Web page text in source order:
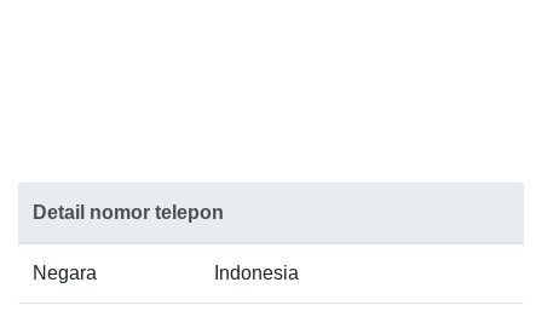
Detail nomor telepon
Negara Indonesia